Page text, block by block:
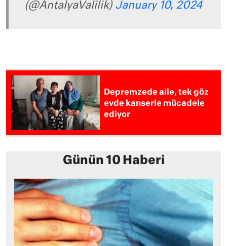
(@AntalyaValilik) January 10, 2024
Depremzede aile, tek göz
evde kanserle mücadele
ediyor
Günün 10 Haberi